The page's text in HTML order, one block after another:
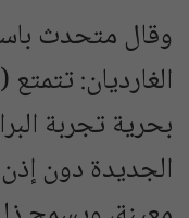
وقال متحدث
بحرية تجربة
الجديدة دون